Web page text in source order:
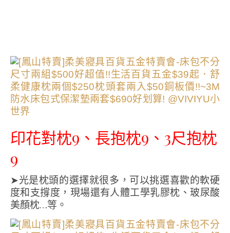
印花對枕9、長抱枕9、3尺抱枕
9
➤光是枕頭的選擇就很多，可以挑選喜歡的軟硬
度和支撐度，現場還有人體工學乳膠枕、玻尿酸
美顏枕…等。